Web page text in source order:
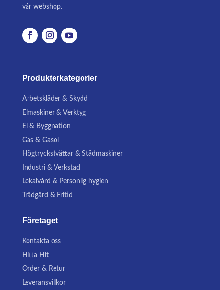
vår webshop.
Produkterkategorier
Arbetskläder & Skydd
Elmaskiner & Verktyg
El & Byggnation
Gas & Gasol
Högtryckstvättar & Städmaskiner
Industri & Verkstad
Lokalvård & Personlig hygien
Trädgård & Fritid
Företaget
Kontakta oss
Hitta Hit
Order & Retur
Leveransvillkor